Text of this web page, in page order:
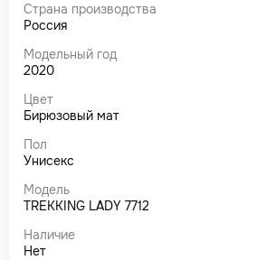
Страна производства
Россия
Модельный год
2020
Цвет
Бирюзовый мат
Пол
Унисекс
Модель
TREKKING LADY 7712
Наличие
Нет